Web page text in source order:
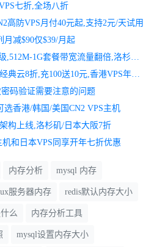
七折,全场八折
高防VPS月付40元起,支持2元/天试用
减$90仅$39/月起
码验证需要注意的问题
选香港/韩国/美国CN2 VPS主机
构上线,洛杉矶/日本大阪7折
和日本VPS同享开年七折优惠
内存分析 mysql 内存
服务器内存 redis默认内存大小
么 内存分析工具
mysql设置内存大小